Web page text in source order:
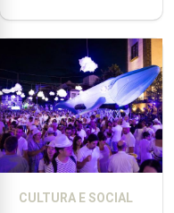
CULTURA E SOCIAL